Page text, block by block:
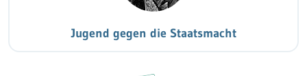
Jugend gegen die Staatsmacht